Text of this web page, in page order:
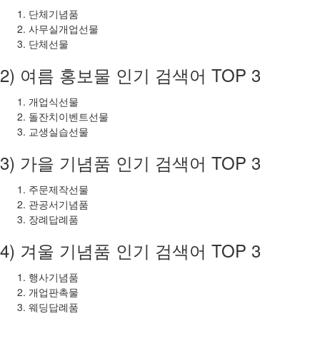
단체기념품
사무실개업선물
단체선물
2) 여름 홍보물 인기 검색어 TOP 3
개업식선물
돌잔치이벤트선물
교생실습선물
3) 가을 기념품 인기 검색어 TOP 3
주문제작선물
관공서기념품
장례답례품
4) 겨울 기념품 인기 검색어 TOP 3
행사기념품
개업판촉물
웨딩답례품